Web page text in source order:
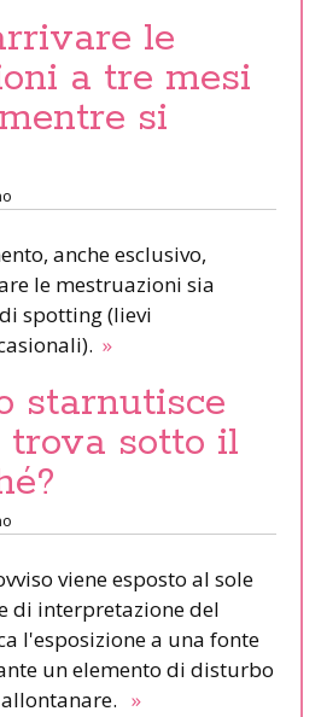
le
a tre mesi
si
anche esclusivo,
le mestruazioni sia
spotting (lievi
»
starnutisce
trova sotto il
viene esposto al sole
di interpretazione del
l'esposizione a una fonte
un elemento di disturbo
»